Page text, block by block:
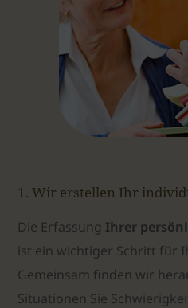
1. Wir erstellen Ihr
Die Erfassung Ihrer
ist ein wichtiger Schritt für
Gemeinsam finden wir
Situationen Sie